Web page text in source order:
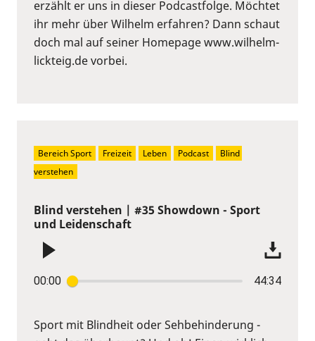
erzählt er uns in dieser Podcastfolge. Möchtet
ihr mehr über Wilhelm erfahren? Dann schaut
doch mal auf seiner Homepage www.wilhelm-
lickteig.de vorbei.
Blind verstehen | #35 Showdown - Sport
und Leidenschaft
00:00 44:34
Sport mit Blindheit oder Sehbehinderung -
Bereich Sport Freizeit Leben Podcast
Blind
verstehen